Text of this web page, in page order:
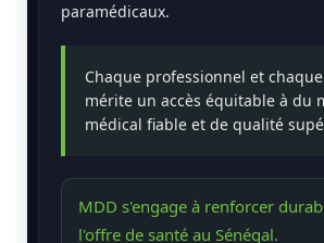
paramédicaux.
Chaque professionnel et
mérite un accès équitable à du
médical fiable et de qualité
MDD s'engage à renforcer
l'offre de santé au Sénégal.